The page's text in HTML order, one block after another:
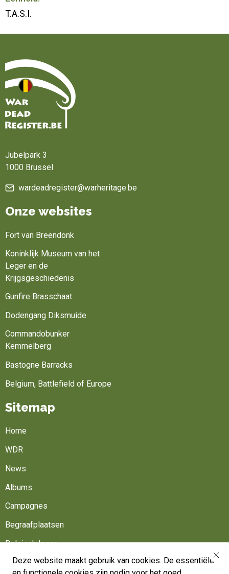
Deze website maakt gebruik van cookies. De essentiële
T.A.S.I.
Jubelpark 3
1000 Brussel
wardeadregister@warheritage.be
Onze websites
Fort van Breendonk
Koninklijk Museum van het
Leger en de
Krijgsgeschiedenis
Gunfire Brasschaat
Dodengang Diksmuide
Commandobunker
Kemmelberg
Bastogne Barracks
Belgium, Battlefield of Europe
Sitemap
Home
WDR
News
Albums
Campagnes
Begraafplaatsen
Belgisch leger
Werk mee